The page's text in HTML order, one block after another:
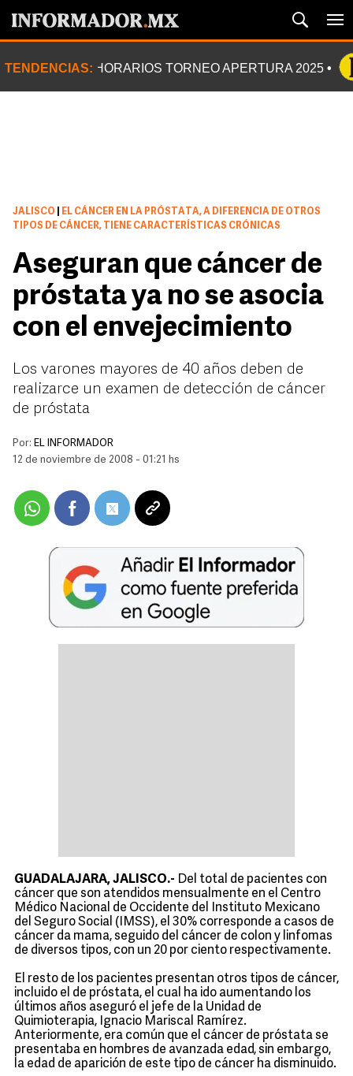
TENDENCIAS: HORARIOS TORNEO APERTURA 2025
JALISCO
EL CÁNCER EN LA PRÓSTATA, A DIFERENCIA DE OTROS
TIPOS DE CÁNCER, TIENE CARACTERÍSTICAS CRÓNICAS
Aseguran que cáncer de
próstata ya no se asocia
con el envejecimiento
Los varones mayores de 40 años deben de
realizarce un examen de detección de cáncer
de próstata
Por: EL INFORMADOR
12 de noviembre de 2008 - 01:21 hs
GUADALAJARA, JALISCO.- Del total de pacientes con
cáncer que son atendidos mensualmente en el Centro
Médico Nacional de Occidente del Instituto Mexicano
del Seguro Social (IMSS), el 30% corresponde a casos de
cáncer da mama, seguido del cáncer de colon y linfomas
de diversos tipos, con un 20 por ciento respectivamente.
El resto de los pacientes presentan otros tipos de cáncer,
incluido el de próstata, el cual ha ido aumentando los
últimos años aseguró el jefe de la Unidad de
Quimioterapia, Ignacio Mariscal Ramírez.
Anteriormente, era común que el cáncer de próstata se
presentaba en hombres de avanzada edad, sin embargo,
la edad de aparición de este tipo de cáncer ha disminuido.